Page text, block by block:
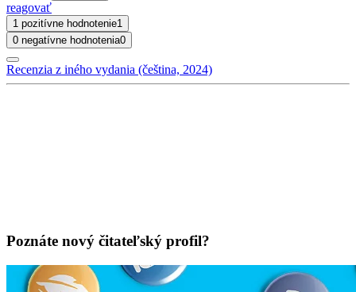
reagovať
1 pozitívne hodnotenie1
0 negatívne hodnotenia0
Recenzia z iného vydania (čeština, 2024)
Poznáte nový čitateľský profil?